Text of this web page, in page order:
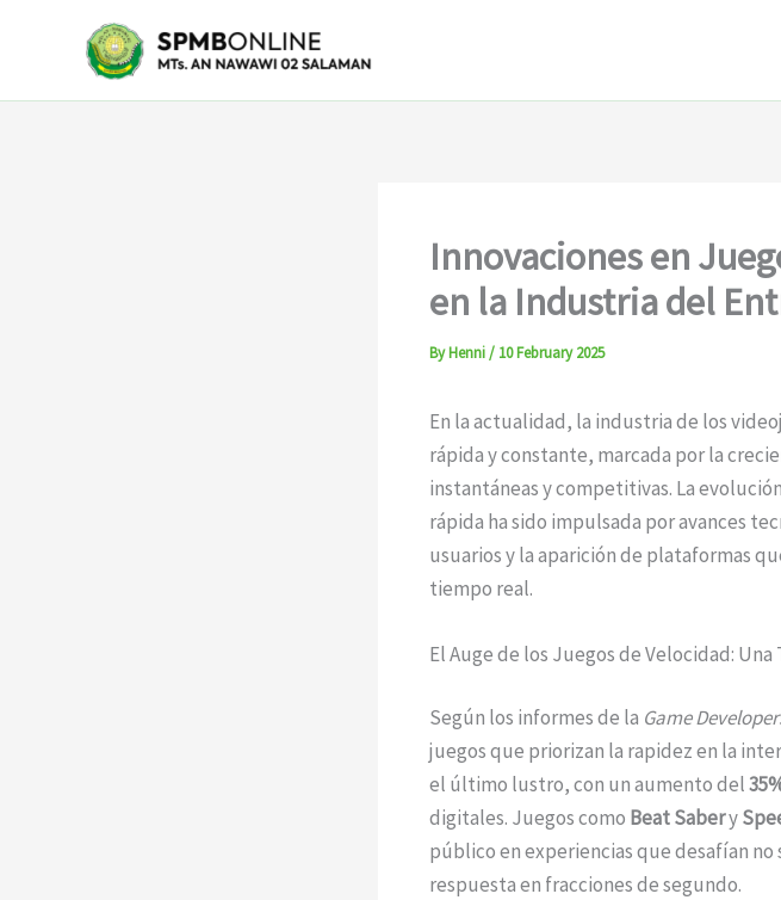
Innovaciones en
en la Industria del
ByHenni/ 10 February 2025
En la actualidad, la industria de los
rápida y constante, marcada por la
instantáneas y competitivas. La
rápida ha sido impulsada por avances
usuarios y la aparición de plataformas
tiempo real.
El Auge de los Juegos de Velocidad: Una
Según los informes de la Game
juegos que priorizan la rapidez en la
el último lustro, con un aumento del
digitales. Juegos como Beat Sabery
público en experiencias que desafían
respuesta en fracciones de segundo.